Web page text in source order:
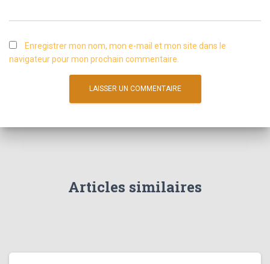
Enregistrer mon nom, mon e-mail et mon site dans le
navigateur pour mon prochain commentaire.
Articles similaires